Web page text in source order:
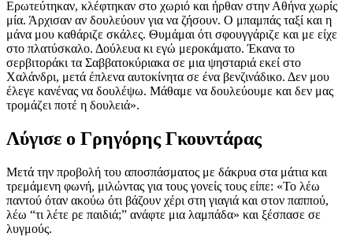
Ερωτεύτηκαν, κλέφτηκαν στο χωριό και ήρθαν στην Αθήνα χωρίς
μία. Άρχισαν αν δουλεύουν για να ζήσουν. Ο μπαμπάς ταξί και η
μάνα μου καθάριζε σκάλες. Θυμάμαι ότι σφουγγάριζε και με είχε
στο πλατύσκαλο. Δούλευα κι εγώ μεροκάματο. Έκανα το
σερβιτοράκι τα Σαββατοκύριακα σε μια ψησταριά εκεί στο
Χαλάνδρι, μετά έπλενα αυτοκίνητα σε ένα βενζινάδικο. Δεν μου
έλεγε κανένας να δουλέψω. Μάθαμε να δουλεύουμε και δεν μας
τρομάζει ποτέ η δουλειά».
Λύγισε ο Γρηγόρης Γκουντάρας
Μετά την προβολή του αποσπάσματος με δάκρυα στα μάτια και
τρεμάμενη φωνή, μιλώντας για τους γονείς τους είπε: «Το λέω
παντού όταν ακούω ότι βάζουν χέρι στη γιαγιά και στον παππού,
λέω “τι λέτε ρε παιδιά;” ανάφτε μια λαμπάδα» και ξέσπασε σε
λυγμούς.